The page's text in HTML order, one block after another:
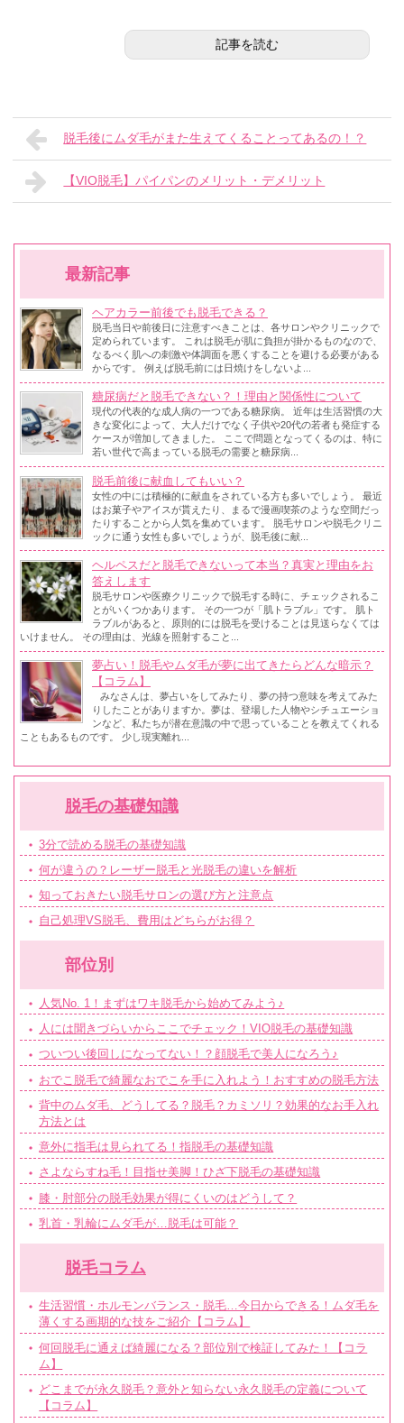
記事を読む
脱毛後にムダ毛がまた生えてくることってあるの！？
【VIO脱毛】パイパンのメリット・デメリット
最新記事
ヘアカラー前後でも脱毛できる？
脱毛当日や前後日に注意すべきことは、各サロンやクリニックで
定められています。 これは脱毛が肌に負担が掛かるものなので、
なるべく肌への刺激や体調面を悪くすることを避ける必要がある
からです。 例えば脱毛前には日焼けをしないよ...
糖尿病だと脱毛できない？！理由と関係性について
現代の代表的な成人病の一つである糖尿病。 近年は生活習慣の大
きな変化によって、大人だけでなく子供や20代の若者も発症する
ケースが増加してきました。 ここで問題となってくるのは、特に
若い世代で高まっている脱毛の需要と糖尿病...
脱毛前後に献血してもいい？
女性の中には積極的に献血をされている方も多いでしょう。 最近
はお菓子やアイスが貰えたり、まるで漫画喫茶のような空間だっ
たりすることから人気を集めています。 脱毛サロンや脱毛クリニ
ックに通う女性も多いでしょうが、脱毛後に献...
ヘルペスだと脱毛できないって本当？真実と理由をお
答えします
脱毛サロンや医療クリニックで脱毛する時に、チェックされるこ
とがいくつかあります。 その一つが「肌トラブル」です。 肌ト
ラブルがあると、原則的には脱毛を受けることは見送らなくては
いけません。 その理由は、光線を照射すること...
夢占い！脱毛やムダ毛が夢に出てきたらどんな暗示？
【コラム】
みなさんは、夢占いをしてみたり、夢の持つ意味を考えてみた
りしたことがありますか。夢は、登場した人物やシチュエーショ
ンなど、私たちが潜在意識の中で思っていることを教えてくれる
こともあるものです。 少し現実離れ...
脱毛の基礎知識
3分で読める脱毛の基礎知識
何が違うの？レーザー脱毛と光脱毛の違いを解析
知っておきたい脱毛サロンの選び方と注意点
自己処理VS脱毛、費用はどちらがお得？
部位別
人気No. 1！まずはワキ脱毛から始めてみよう♪
人には聞きづらいからここでチェック！VIO脱毛の基礎知識
ついつい後回しになってない！？顔脱毛で美人になろう♪
おでこ脱毛で綺麗なおでこを手に入れよう！おすすめの脱毛方法
背中のムダ毛、どうしてる？脱毛？カミソリ？効果的なお手入れ
方法とは
意外に指毛は見られてる！指脱毛の基礎知識
さよならすね毛！目指せ美脚！ひざ下脱毛の基礎知識
膝・肘部分の脱毛効果が得にくいのはどうして？
乳首・乳輪にムダ毛が…脱毛は可能？
脱毛コラム
生活習慣・ホルモンバランス・脱毛…今日からできる！ムダ毛を
薄くする画期的な技をご紹介【コラム】
何回脱毛に通えば綺麗になる？部位別で検証してみた！【コラ
ム】
どこまでが永久脱毛？意外と知らない永久脱毛の定義について
【コラム】